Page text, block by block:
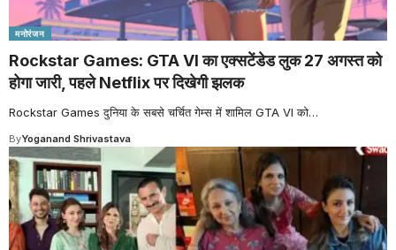
मनोरंजन
Rockstar Games: GTA VI का एक्सटेंडेड लुक 27 अगस्त को
होगा जारी, पहले Netflix पर दिखेगी झलक
Rockstar Games दुनिया के सबसे चर्चित गेम्स में शामिल GTA VI को…
ByYoganand Shrivastava